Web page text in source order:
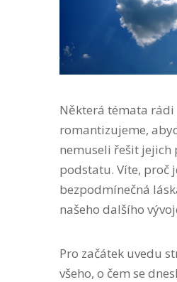
Některá témata rádi
romantizujeme,
nemuseli řešit jejich
podstatu. Víte, proč
bezpodmínečná
našeho dalšího
Pro začátek uvedu
všeho, o čem se